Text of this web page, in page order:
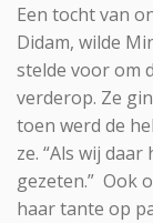
Een tocht van
Didam, wilde
stelde voor om
verderop. Ze
toen werd de
ze. “Als wij
gezeten.” Ook
haar tante op